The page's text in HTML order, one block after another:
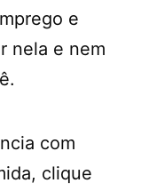
e
nela e nem
com
clique